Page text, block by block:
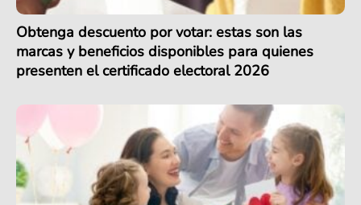
Obtenga descuento por votar: estas son las
marcas y beneficios disponibles para quienes
presenten el certificado electoral 2026